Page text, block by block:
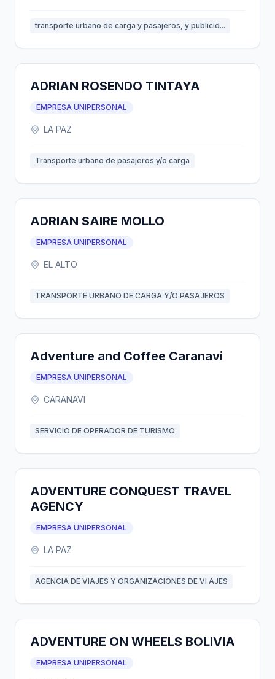
transporte urbano de carga y pasajeros, y publicid...
ADRIAN ROSENDO TINTAYA
EMPRESA UNIPERSONAL
LA PAZ
Transporte urbano de pasajeros y/o carga
ADRIAN SAIRE MOLLO
EMPRESA UNIPERSONAL
EL ALTO
TRANSPORTE URBANO DE CARGA Y/O PASAJEROS
Adventure and Coffee Caranavi
EMPRESA UNIPERSONAL
CARANAVI
SERVICIO DE OPERADOR DE TURISMO
ADVENTURE CONQUEST TRAVEL
AGENCY
EMPRESA UNIPERSONAL
LA PAZ
AGENCIA DE VIAJES Y ORGANIZACIONES DE VI AJES
ADVENTURE ON WHEELS BOLIVIA
EMPRESA UNIPERSONAL